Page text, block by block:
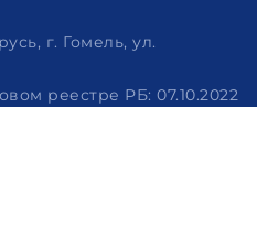
г. Гомель, ул.
реестре РБ: 07.10.2022